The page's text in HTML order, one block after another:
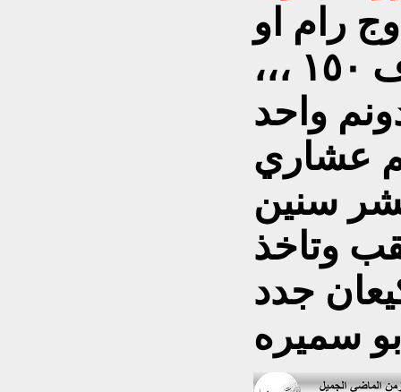
رام او
شوفر سلفرادو او فورد اف ١٥٠ ،،،
واحد
سنين
وتاخذ